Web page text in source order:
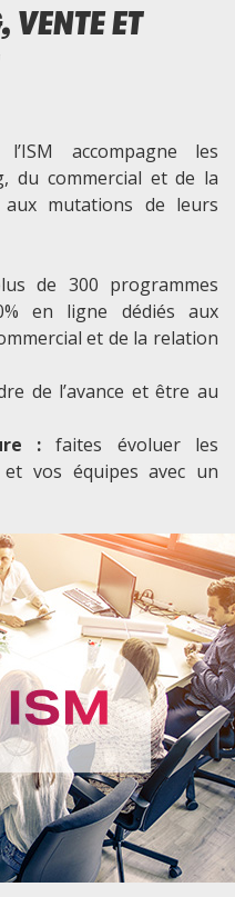
ET
accompagne les
du commercial et de la
mutations de leurs
de 300 programmes
en ligne dédiés aux
et de la relation
de l’avance et être au
:faites évoluer les
et vos équipes avec un